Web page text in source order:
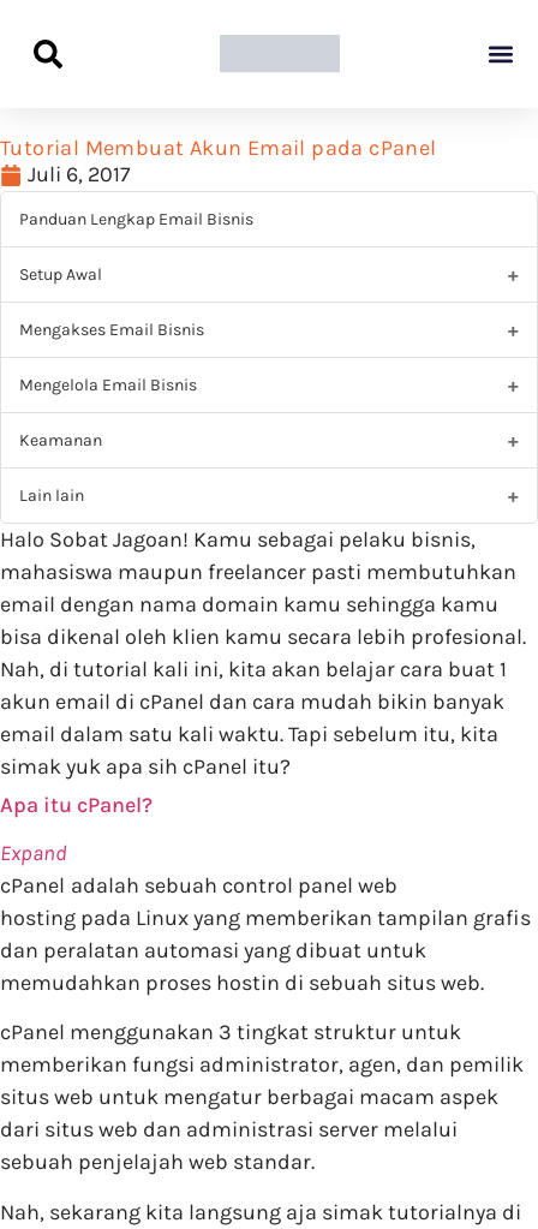
Tutorial Membuat Akun Email pada cPanel
Juli 6, 2017
Panduan Lengkap Email Bisnis
Setup Awal
Mengakses Email Bisnis
Mengelola Email Bisnis
Keamanan
Lain lain
Halo Sobat Jagoan! Kamu sebagai pelaku bisnis,
mahasiswa maupun freelancer pasti membutuhkan
email dengan nama domain kamu sehingga kamu
bisa dikenal oleh klien kamu secara lebih profesional.
Nah, di tutorial kali ini, kita akan belajar cara buat 1
akun email di cPanel dan cara mudah bikin banyak
email dalam satu kali waktu. Tapi sebelum itu, kita
simak yuk apa sih cPanel itu?
Apa itu cPanel?
Expand
cPanel adalah sebuah control panel web
hosting pada Linux yang memberikan tampilan grafis
dan peralatan automasi yang dibuat untuk
memudahkan proses hostin di sebuah situs web.
cPanel menggunakan 3 tingkat struktur untuk
memberikan fungsi administrator, agen, dan pemilik
situs web untuk mengatur berbagai macam aspek
dari situs web dan administrasi server melalui
sebuah penjelajah web standar.
Nah, sekarang kita langsung aja simak tutorialnya di